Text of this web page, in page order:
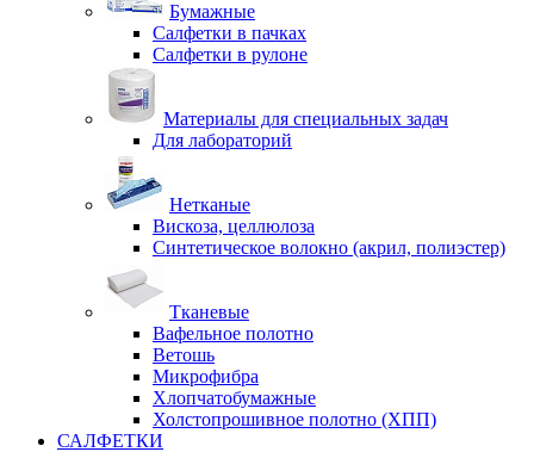
Бумажные
Салфетки в пачках
Салфетки в рулоне
Материалы для специальных задач
Для лабораторий
Нетканые
Вискоза, целлюлоза
Синтетическое волокно (акрил, полиэстер)
Тканевые
Вафельное полотно
Ветошь
Микрофибра
Хлопчатобумажные
Холстопрошивное полотно (ХПП)
САЛФЕТКИ